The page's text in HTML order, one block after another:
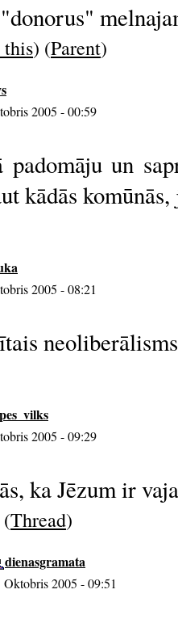
this) (Parent)
2005 - 00:59
padomāju un
kādās komūnās,
2005 - 08:21
2005 - 09:29
ka Jēzum ir
Thread)
dienasgramata
Oktobris 2005 - 09:51